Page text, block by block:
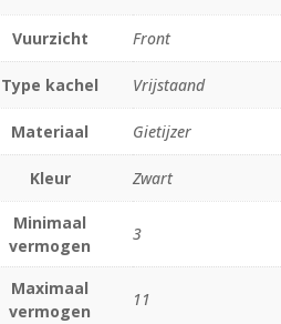
Vuurzicht Front
Type kachel Vrijstaand
Materiaal Gietijzer
Kleur Zwart
Minimaal
vermogen
3
Maximaal
vermogen
11